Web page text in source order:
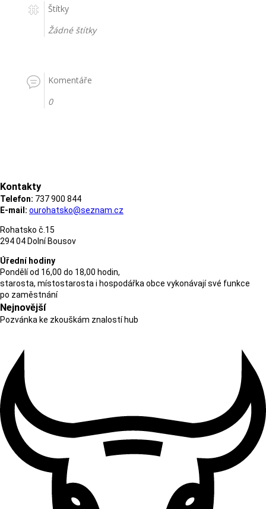
Štítky
Žádné štítky
Komentáře
0
Kontakty
Telefon: 737 900 844
E-mail: ourohatsko@seznam.cz
Rohatsko č.15
294 04 Dolní Bousov
Úřední hodiny
Pondělí od 16,00 do 18,00 hodin,
starosta, místostarosta i hospodářka obce vykonávají své funkce
po zaměstnání
Nejnovější
Pozvánka ke zkouškám znalostí hub